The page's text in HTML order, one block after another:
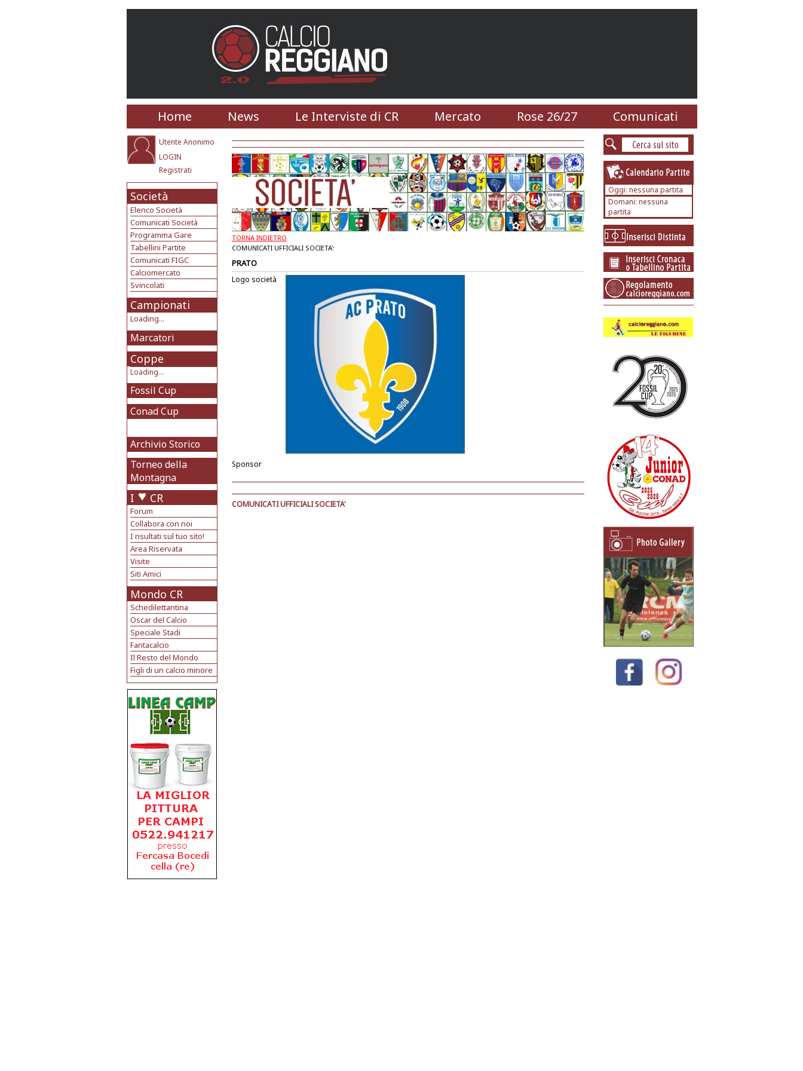
Home News Le Interviste di CR Mercato Rose 26/27 Comunicati
Utente Anonimo
LOGIN
Registrati
Società
Elenco Società
Comunicati Società
Programma Gare
Tabellini Partite
Comunicati FIGC
Calciomercato
Svincolati
Campionati
Loading...
Marcatori
Coppe
Loading...
Fossil Cup
Conad Cup
Archivio Storico
Torneo della
Montagna
I CR
Forum
Collabora con noi
I risultati sul tuo sito!
Area Riservata
Visite
Siti Amici
Mondo CR
Schedilettantina
Oscar del Calcio
Speciale Stadi
Fantacalcio
Il Resto del Mondo
Figli di un calcio minore
TORNA INDIETRO
COMUNICATI UFFICIALI SOCIETA':
PRATO
Logo società
Sponsor
COMUNICATI UFFICIALI SOCIETA'
Oggi: nessuna partita
Domani: nessuna
partita